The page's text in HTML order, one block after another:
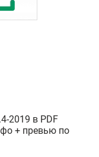
2019 в PDF
+ превью по